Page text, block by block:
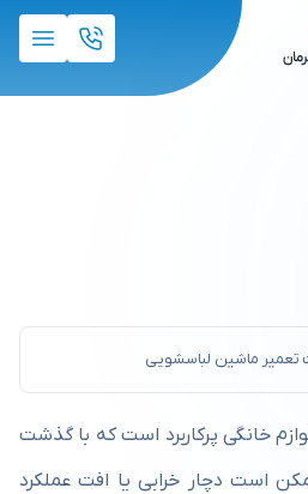
تعمیر ماشین لباسشویی
خانگی پرکاربرد است که با گذشت
است دچار خرابی یا افت عملکرد